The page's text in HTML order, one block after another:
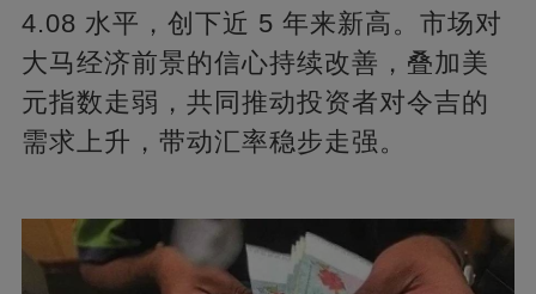
4.08 水平，创下近 5 年来新高。市场对
大马经济前景的信心持续改善，叠加美
元指数走弱，共同推动投资者对令吉的
需求上升，带动汇率稳步走强。​